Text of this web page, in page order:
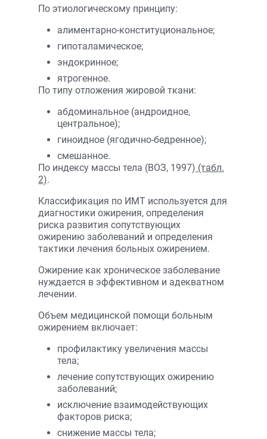
По этиологическому принципу:
алиментарно-конституциональное;
гипоталамическое;
эндокринное;
ятрогенное.
По типу отложения жировой ткани:
абдоминальное (андроидное,
центральное);
гиноидное (ягодично-бедренное);
смешанное.
По индексу массы тела (ВОЗ, 1997) (табл.
2).
Классификация по ИМТ используется для
диагностики ожирения, определения
риска развития сопутствующих
ожирению заболеваний и определения
тактики лечения больных ожирением.
Ожирение как хроническое заболевание
нуждается в эффективном и адекватном
лечении.
Объем медицинской помощи больным
ожирением включает:
профилактику увеличения массы
тела;
лечение сопутствующих ожирению
заболеваний;
исключение взаимодействующих
факторов риска;
снижение массы тела;